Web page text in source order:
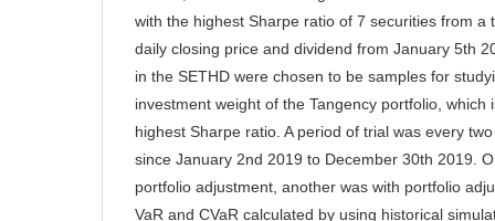
with the highest Sharpe ratio of 7 securities from a
daily closing price and dividend from January 5th
in the SETHD were chosen to be samples for
investment weight of the Tangency portfolio, which
highest Sharpe ratio. A period of trial was every
since January 2nd 2019 to December 30th 2019.
portfolio adjustment, another was with portfolio
VaR and CVaR calculated by using historical